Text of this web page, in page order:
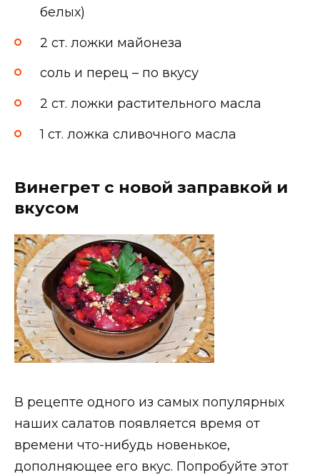
белых)
2 ст. ложки майонеза
соль и перец – по вкусу
2 ст. ложки растительного масла
1 ст. ложка сливочного масла
Винегрет с новой заправкой и
вкусом
В рецепте одного из самых популярных
наших салатов появляется время от
времени что-нибудь новенькое,
дополняющее его вкус. Попробуйте этот